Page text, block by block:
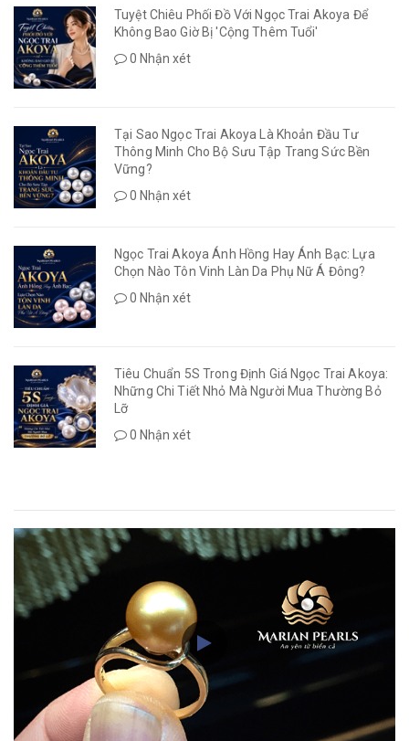
Tuyệt Chiêu Phối Đồ Với Ngọc Trai Akoya Để
Không Bao Giờ Bị 'Cộng Thêm Tuổi'
0 Nhận xét
Tại Sao Ngọc Trai Akoya Là Khoản Đầu Tư
Thông Minh Cho Bộ Sưu Tập Trang Sức Bền
Vững?
0 Nhận xét
Ngọc Trai Akoya Ánh Hồng Hay Ánh Bạc: Lựa
Chọn Nào Tôn Vinh Làn Da Phụ Nữ Á Đông?
0 Nhận xét
Tiêu Chuẩn 5S Trong Định Giá Ngọc Trai Akoya:
Những Chi Tiết Nhỏ Mà Người Mua Thường Bỏ
Lỡ
0 Nhận xét